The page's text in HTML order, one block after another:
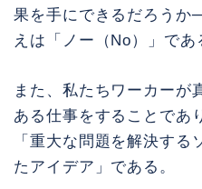
果を手にできるだろうか
えは「ノー（No）」であ
また、私たちワーカーが
ある仕事をすることであ
「重大な問題を解決す
たアイデア」である。